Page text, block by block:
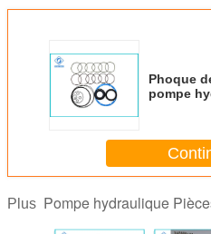
Phoque
pompe
Plus Pompe hydraulique